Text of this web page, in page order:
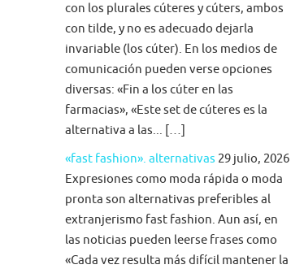
con los plurales cúteres y cúters, ambos
con tilde, y no es adecuado dejarla
invariable (los cúter). En los medios de
comunicación pueden verse opciones
diversas: «Fin a los cúter en las
farmacias», «Este set de cúteres es la
alternativa a las... […]
«fast fashion». alternativas 29 julio, 2026
Expresiones como moda rápida o moda
pronta son alternativas preferibles al
extranjerismo fast fashion. Aun así, en
las noticias pueden leerse frases como
«Cada vez resulta más difícil mantener la